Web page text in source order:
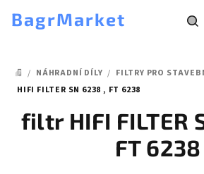
BagrMarket
DOMŮ
/ NÁHRADNÍ DÍLY / FILTRY PRO
HIFI FILTER SN 6238 , FT 6238
filtr HIFI FILTER
FT 6238